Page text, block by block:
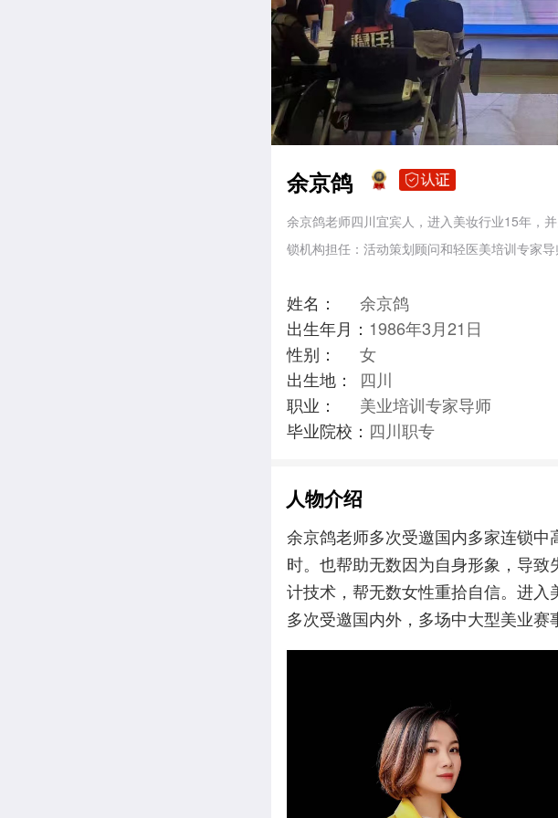
余京鸽
余京鸽老师四川宜宾人，进入美妆行业15年，
锁机构担任：活动策划顾问和轻医美培训专家导
姓名：
余京鸽
出生年月： 1986年3月21日
性别：
女
出生地：
四川
职业：
美业培训专家导师
毕业院校： 四川职专
人物介绍
余京鸽老师多次受邀国内多家连锁
时。也帮助无数因为自身形象，导
计技术，帮无数女性重拾自信。进
多次受邀国内外，多场中大型美业赛